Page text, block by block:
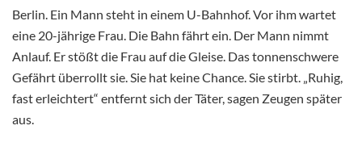
Berlin. Ein Mann steht in einem U-Bahnhof. Vor ihm wartet
eine 20-jährige Frau. Die Bahn fährt ein. Der Mann nimmt
Anlauf. Er stößt die Frau auf die Gleise. Das tonnenschwere
Gefährt überrollt sie. Sie hat keine Chance. Sie stirbt. „Ruhig,
fast erleichtert“ entfernt sich der Täter, sagen Zeugen später
aus.